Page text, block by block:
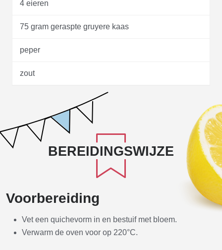
4 eieren
75 gram geraspte gruyere kaas
peper
zout
BEREIDINGSWIJZE
Voorbereiding
Vet een quichevorm in en bestuif met bloem.
Verwarm de oven voor op 220°C.